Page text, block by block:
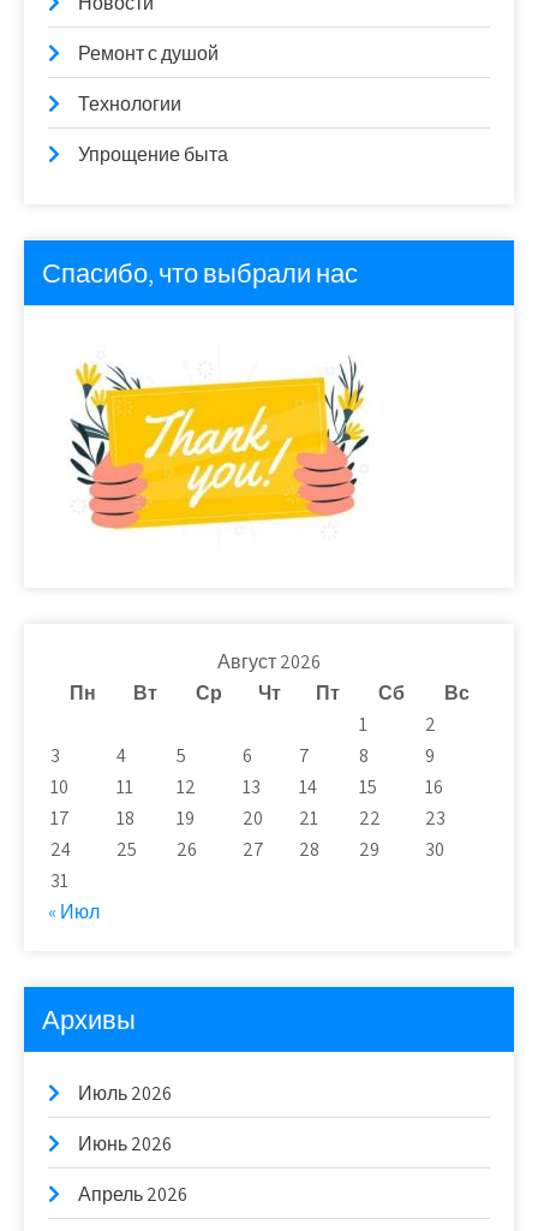
Ремонт с душой
Технологии
Упрощение быта
Спасибо, что выбрали нас
Август 2026
Пн
Вт Ср Чт Пт Сб
Вс
1
2
3
4 5 6 7 8
9
10
11 12 13 14 15
16
17
18 19 20 21 22
23
24
25 26 27 28 29
30
31
« Июл
Архивы
Июль 2026
Июнь 2026
Апрель 2026